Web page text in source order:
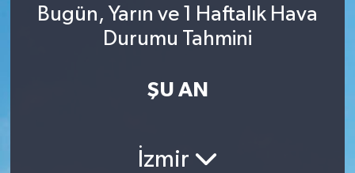
Bugün, Yarın ve 1 Haftalık Hava
Durumu Tahmini
ŞU AN
İzmir